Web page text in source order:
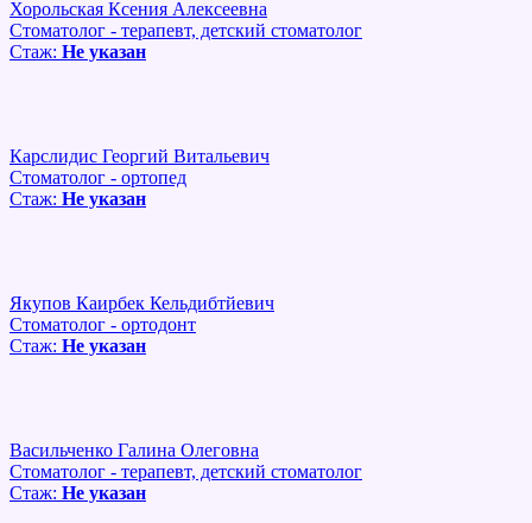
Хорольская Ксения Алексеевна
Стоматолог - терапевт, детский стоматолог
Стаж: Не указан
Карслидис Георгий Витальевич
Стоматолог - ортопед
Стаж: Не указан
Якупов Каирбек Кельдибтйевич
Стоматолог - ортодонт
Стаж: Не указан
Васильченко Галина Олеговна
Стоматолог - терапевт, детский стоматолог
Стаж: Не указан